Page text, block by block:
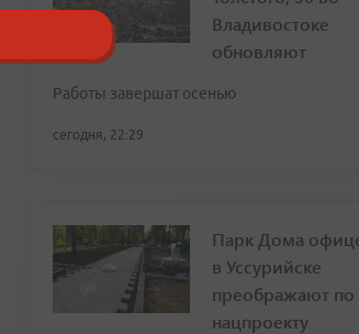
Владивостоке
обновляют
Работы завершат осенью
сегодня, 22:29
Парк Дома
в Уссурийске
преображают по
нацпроекту